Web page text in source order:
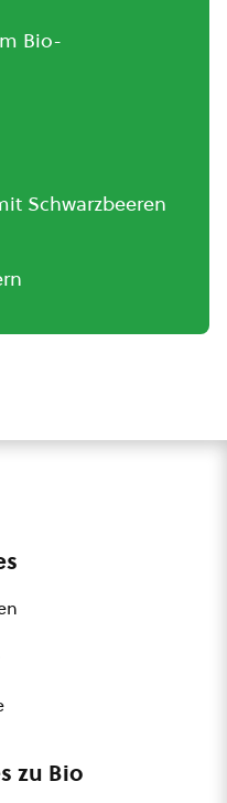
Bio-
Schwarzbeeren
zu Bio